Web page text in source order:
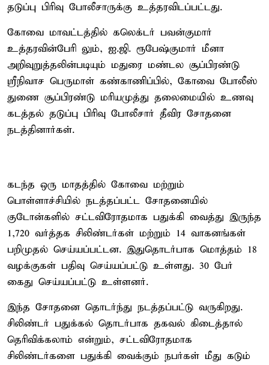
தடுப்பு பிரிவு போலீசாருக்கு உத்தரவிடப்பட்டது.
கோவை மாவட்டத்தில் கலெக்டர் பவன்குமார்
உத்தரவின்பேரி லும், ஐ.ஜி. ரூபேஷ்குமார் மீனா
அறிவுறுத்தலின்படியும் மதுரை மண்டல சூப்பிரண்டு
ஸ்ரீநிவாச பெருமாள் கண்காணிப்பில், கோவை போலீஸ்
துணை சூப்பிரண்டு மரியமுத்து தலைமையில் உணவு
கடத்தல் தடுப்பு பிரிவு போலீசார் தீவிர சோதனை
நடத்தினார்கள்.
கடந்த ஒரு மாதத்தில் கோவை மற்றும்
பொள்ளாச்சியில் நடத்தப்பட்ட சோதனையில்
குடோன்களில் சட்டவிரோதமாக பதுக்கி வைத்து இருந்த
1,720 வர்த்தக சிலிண்டர்கள் மற்றும் 14 வாகனங்கள்
பறிமுதல் செய்யப்பட்டன. இதுதொடர்பாக மொத்தம் 18
வழக்குகள் பதிவு செய்யப்பட்டு உள்ளது. 30 பேர்
கைது செய்யப்பட்டு உள்ளனர்.
இந்த சோதனை தொடர்ந்து நடத்தப்பட்டு வருகிறது.
சிலிண்டர் பதுக்கல் தொடர்பாக தகவல் கிடைத்தால்
தெரிவிக்கலாம் என்றும், சட்டவிரோதமாக
சிலிண்டர்களை பதுக்கி வைக்கும் நபர்கள் மீது கடும்